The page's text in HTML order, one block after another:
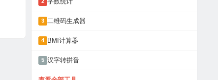
3 二维码生成器
4 BMI计算器
5 汉字转拼音